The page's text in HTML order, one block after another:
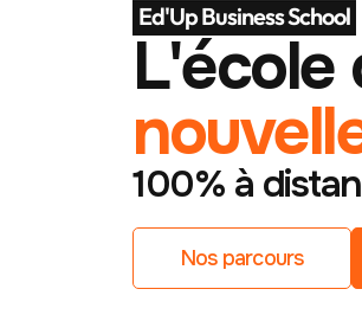
Ed'Up Business School
L'école
100% à
Nos parcours